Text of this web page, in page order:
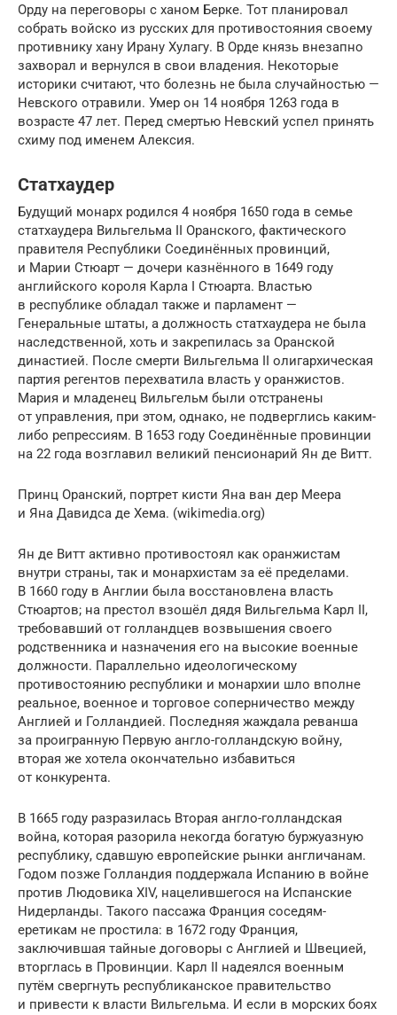
Орду на переговоры с ханом Берке. Тот планировал
собрать войско из русских для противостояния своему
противнику хану Ирану Хулагу. В Орде князь внезапно
захворал и вернулся в свои владения. Некоторые
историки считают, что болезнь не была случайностью —
Невского отравили. Умер он 14 ноября 1263 года в
возрасте 47 лет. Перед смертью Невский успел принять
схиму под именем Алексия.
Статхаудер
Будущий монарх родился 4 ноября 1650 года в семье
статхаудера Вильгельма II Оранского, фактического
правителя Республики Соединённых провинций,
и Марии Стюарт — дочери казнённого в 1649 году
английского короля Карла I Стюарта. Властью
в республике обладал также и парламент —
Генеральные штаты, а должность статхаудера не была
наследственной, хоть и закрепилась за Оранской
династией. После смерти Вильгельма II олигархическая
партия регентов перехватила власть у оранжистов.
Мария и младенец Вильгельм были отстранены
от управления, при этом, однако, не подверглись каким-
либо репрессиям. В 1653 году Соединённые провинции
на 22 года возглавил великий пенсионарий Ян де Витт.
Принц Оранский, портрет кисти Яна ван дер Меера
и Яна Давидса де Хема. (wikimedia.org)
Ян де Витт активно противостоял как оранжистам
внутри страны, так и монархистам за её пределами.
В 1660 году в Англии была восстановлена власть
Стюартов; на престол взошёл дядя Вильгельма Карл II,
требовавший от голландцев возвышения своего
родственника и назначения его на высокие военные
должности. Параллельно идеологическому
противостоянию республики и монархии шло вполне
реальное, военное и торговое соперничество между
Англией и Голландией. Последняя жаждала реванша
за проигранную Первую англо-голландскую войну,
вторая же хотела окончательно избавиться
от конкурента.
В 1665 году разразилась Вторая англо-голландская
война, которая разорила некогда богатую буржуазную
республику, сдавшую европейские рынки англичанам.
Годом позже Голландия поддержала Испанию в войне
против Людовика XIV, нацелившегося на Испанские
Нидерланды. Такого пассажа Франция соседям-
еретикам не простила: в 1672 году Франция,
заключившая тайные договоры с Англией и Швецией,
вторглась в Провинции. Карл II надеялся военным
путём свергнуть республиканское правительство
и привести к власти Вильгельма. И если в морских боях